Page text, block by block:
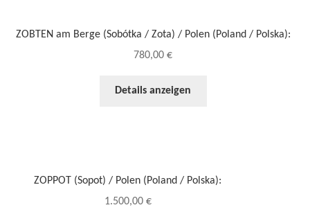
ZOBTEN am Berge (Sobótka / Zota) / Polen (Poland / Polska):
780,00€
Details anzeigen
ZOPPOT (Sopot) / Polen (Poland / Polska):
1.500,00 €